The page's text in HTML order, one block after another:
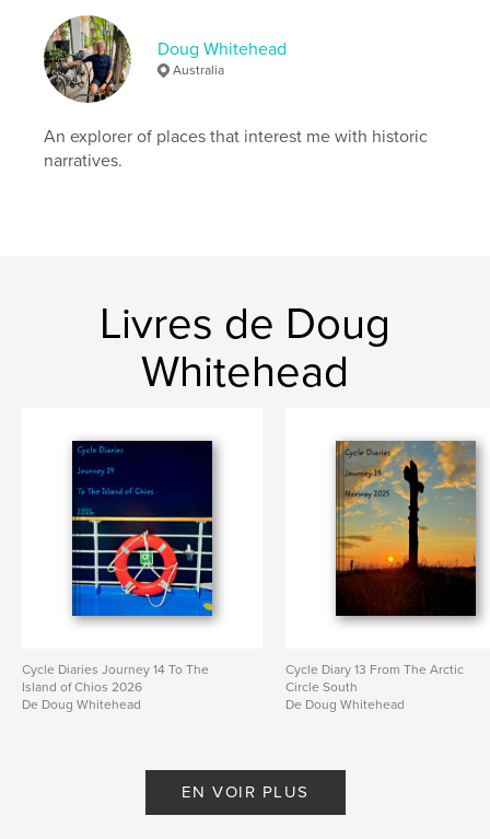
Vietnam
Doug Whitehead
Australia
An explorer of places that interest me with historic
narratives.
Livres de Doug
Whitehead
Cycle Diaries Journey 14 To The
Island of Chios 2026
De Doug Whitehead
Cycle Diary 13 From The Arctic
Circle South
De Doug Whitehead
EN VOIR PLUS